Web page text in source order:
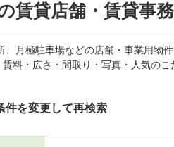
賃貸店舗・賃貸事
、月極駐車場などの店舗・事業用物
料・広さ・間取り・写真・人気の
件を変更して再検索